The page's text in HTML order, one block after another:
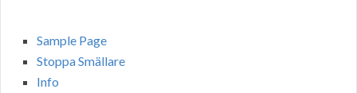
Sample Page
Stoppa Smällare
Info